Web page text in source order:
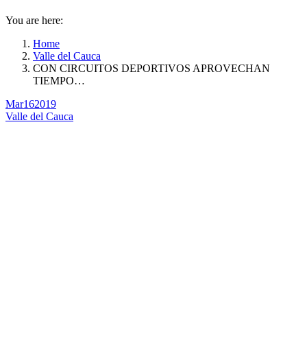
You are here:
Home
Valle del Cauca
CON CIRCUITOS DEPORTIVOS APROVECHAN
TIEMPO…
Mar162019
Valle del Cauca